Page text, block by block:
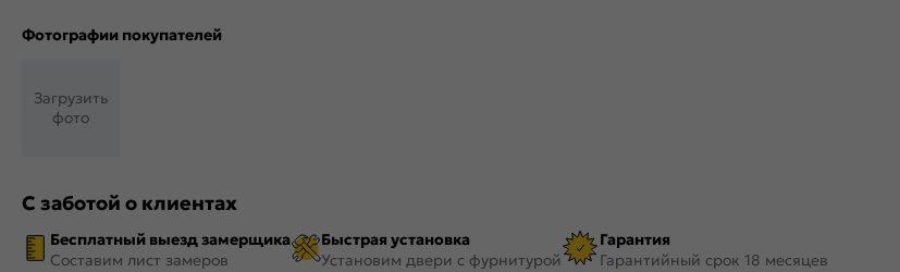
Фотографии покупателей
Загрузить
фото
С заботой о клиентах
Бесплатный выезд замерщика
Составим лист замеров
Быстрая установка
Установим двери с фурнитурой
Гарантия
Гарантийный срок 18 месяцев